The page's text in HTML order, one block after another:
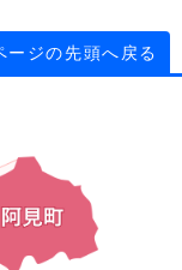
ージの先頭へ戻る